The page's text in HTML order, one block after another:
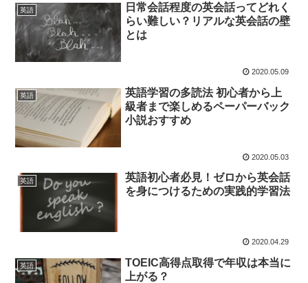
英語
日常会話程度の英会話ってどれく
らい難しい？リアルな英会話の壁
とは
2020.05.09
英語
英語学習の多読法 初心者から上
級者まで楽しめるペーパーバック
小説おすすめ
2020.05.03
英語
英語初心者必見！ゼロから英会話
を身につけるための実践的学習法
2020.04.29
英語
TOEIC高得点取得で年収は本当に
上がる？